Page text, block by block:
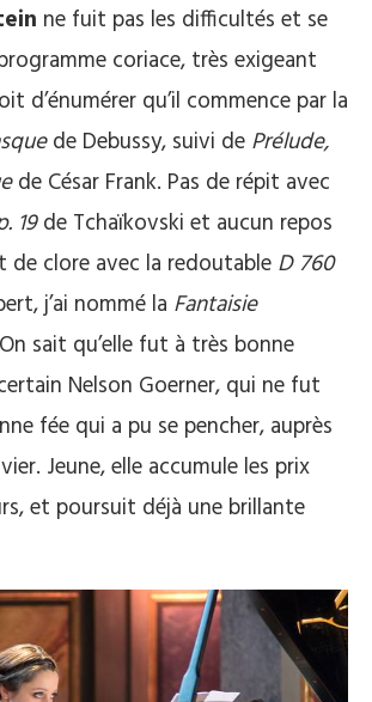
ne fuit pas les difficultés et se
coriace, très exigeant
d’énumérer qu’il commence par la
de Debussy, suivi de Prélude,
de César Frank. Pas de répit avec
19de Tchaïkovski et aucun repos
de clore avec la redoutable D 760
j’ai nommé la Fantaisie
On sait qu’elle fut à très bonne
Nelson Goerner, qui ne fut
fée qui a pu se pencher, auprès
Jeune, elle accumule les prix
et poursuit déjà une brillante